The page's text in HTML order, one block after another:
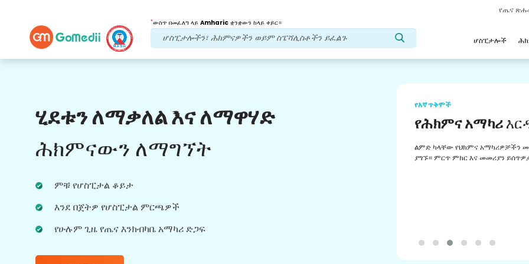
የጤና
*ውስጥ በመፈለግ ላይ Amharic ቋንቋውን ከላይ ቀይር።
ሆስፒታሎች
ሂደቱን ለማቃለል እና ለማዋሃድ
ሕክምናውን ለማግኘት
ምቹ የሆስፒታል ቆይታ
እንደ በጀትዎ የሆስፒታል ምርጫዎች
የሁሉም ጊዜ የጤና እንክብካቤ አማካሪ ድጋፍ
የድህረ ህክምናክትትል
የሚደረግበት እንክብካቤ
በሕክምና ፍላጎቶችዎ ላይ መደበኛ ዝመናዎች።
የእኛ ጥቅሞች
የሕክምና አማካሪ
ልምድ ካላቸው የህክምና አማካሪዎቻችን
ያግኙ። ምርጥ ምክር እና መመሪያን